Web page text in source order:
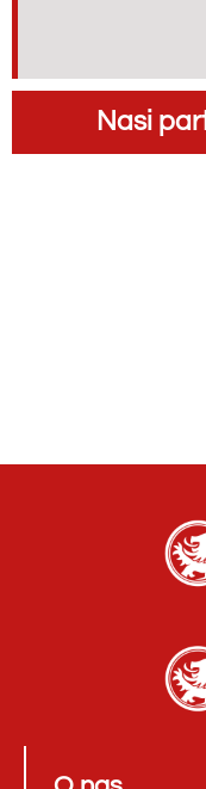
Nasi